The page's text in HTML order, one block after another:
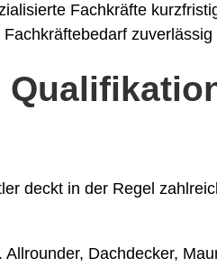
Fachkräfte
deckt in der Regel
Dachdecker,